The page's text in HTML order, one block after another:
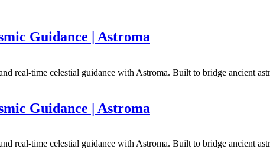
Guidance | Astroma
real-time celestial guidance with Astroma. Built to bridge ancient
Guidance | Astroma
real-time celestial guidance with Astroma. Built to bridge ancient